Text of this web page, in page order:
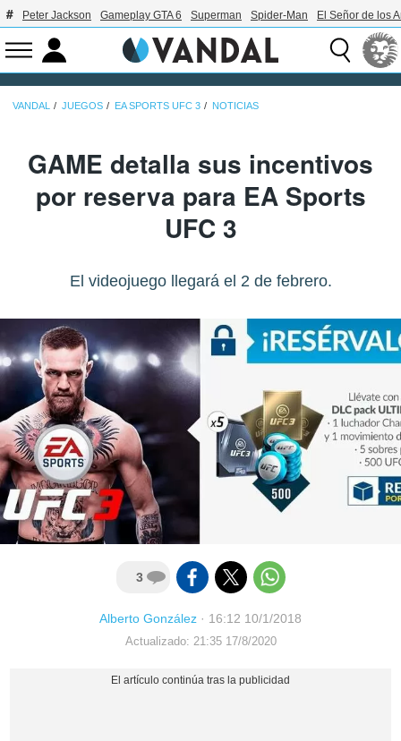
Peter Jackson Gameplay GTA 6 Superman Spider-Man El Señor de los
VANDAL JUEGOS EA SPORTS UFC 3 NOTICIAS
GAME detalla sus incentivos
por reserva para EA Sports
UFC 3
El videojuego llegará el 2 de febrero.
3
Alberto González · 16:12 10/1/2018
Actualizado: 21:35 17/8/2020